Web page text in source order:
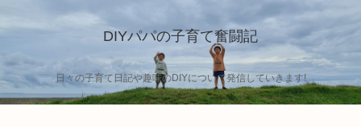
DIYパパの子育て奮闘記
日々の子育て日記や趣味のDIYについて発信していきます!